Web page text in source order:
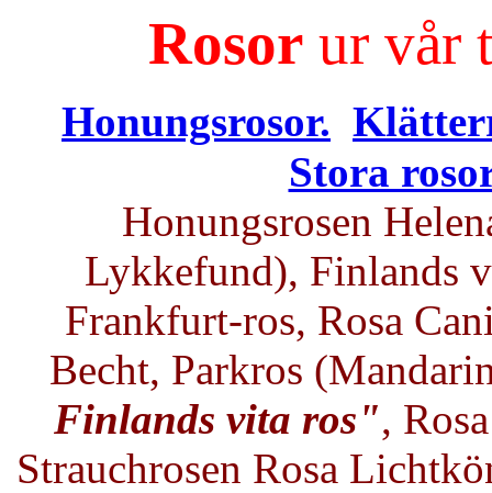
Rosorur vår
Honungsrosor.
Stora
Honungsrosen
Lykkefund), Finlands
Frankfurt-ros, Rosa
Becht, Parkros
Finlands vita ros",
Strauchrosen Rosa